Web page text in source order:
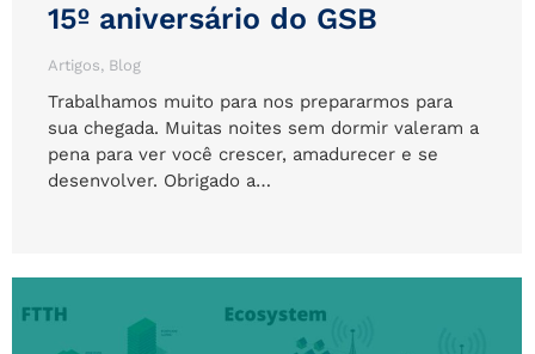
15º aniversário do GSB
Artigos, Blog
Trabalhamos muito para nos prepararmos para
sua chegada. Muitas noites sem dormir valeram a
pena para ver você crescer, amadurecer e se
desenvolver. Obrigado a…